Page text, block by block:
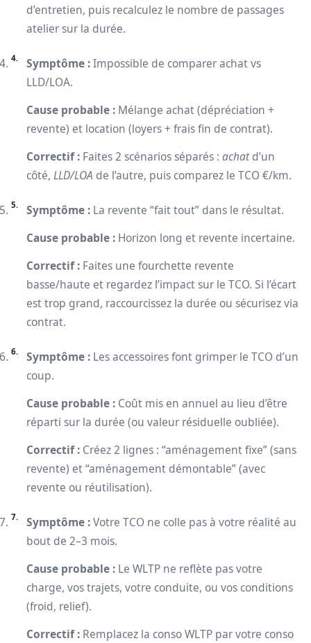
d’entretien, puis recalculez le nombre de passages
atelier sur la durée.
Symptôme :Impossible de comparer achat vs
LLD/LOA.
Cause probable : Mélange achat (dépréciation +
revente) et location (loyers + frais fin de contrat).
Correctif : Faites 2 scénarios séparés : achatd’un
côté, LLD/LOA de l’autre, puis comparez le TCO €/km.
Symptôme : La revente “fait tout” dans le résultat.
Cause probable : Horizon long et revente incertaine.
Correctif : Faites une fourchette revente
basse/haute et regardez l’impact sur le TCO. Si l’écart
est trop grand, raccourcissez la durée ou sécurisez via
contrat.
Symptôme : Les accessoires font grimper le TCO d’un
coup.
Cause probable : Coût mis en annuel au lieu d’être
réparti sur la durée (ou valeur résiduelle oubliée).
Correctif : Créez 2 lignes : “aménagement fixe” (sans
revente) et “aménagement démontable” (avec
revente ou réutilisation).
Symptôme :Votre TCO ne colle pas à votre réalité au
bout de 2–3 mois.
Cause probable : Le WLTP ne reflète pas votre
charge, vos trajets, votre conduite, ou vos conditions
(froid, relief).
Correctif : Remplacez la conso WLTP par votre conso